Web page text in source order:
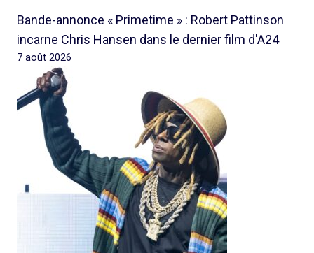
Bande-annonce « Primetime » : Robert Pattinson
incarne Chris Hansen dans le dernier film d'A24
7 août 2026